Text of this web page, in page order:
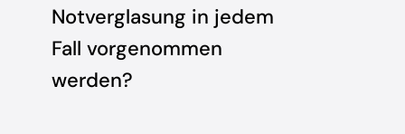
Notverglasung in jedem
Fall vorgenommen
werden?